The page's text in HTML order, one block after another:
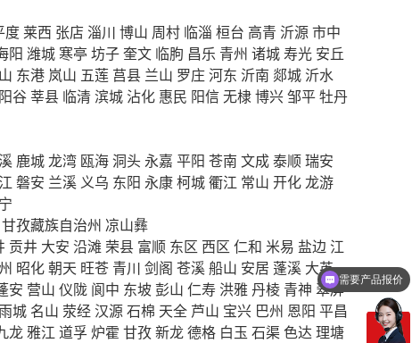
度 莱西 张店 淄川 博山 周村 临淄 桓台 高青 沂源市中
阳 潍城 寒亭 坊子奎文 临朐 昌乐 青州 诸城寿光 安丘
东港 岚山 五莲 莒县 兰山 罗庄河东 沂南 郯城 沂水
阳谷莘县 临清滨城 沾化 惠民 阳信无棣博兴邹平牡丹
鹿城龙湾 瓯海洞头 永嘉 平阳 苍南 文成泰顺瑞安
磐安 兰溪 义乌 东阳 永康柯城衢江 常山 开化龙游
甘孜藏族自治州 凉山彝
贡井 大安 沿滩 荣县 富顺 东区 西区 仁和 米易 盐边 江
昭化朝天 旺苍 青川 剑阁 苍溪船山 安居 蓬溪 大英
安 营山 仪陇 阆中 东坡彭山 仁寿 洪雅丹棱 青神 翠屏
城 名山 荥经汉源石棉 天全 芦山 宝兴 巴州 恩阳 平昌
龙雅江 道孚炉霍 甘孜新龙德格 白玉 石渠色达 理塘
需要产品报价